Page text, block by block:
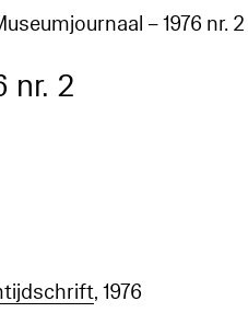
– 1976 nr. 2
nr. 2
, 1976